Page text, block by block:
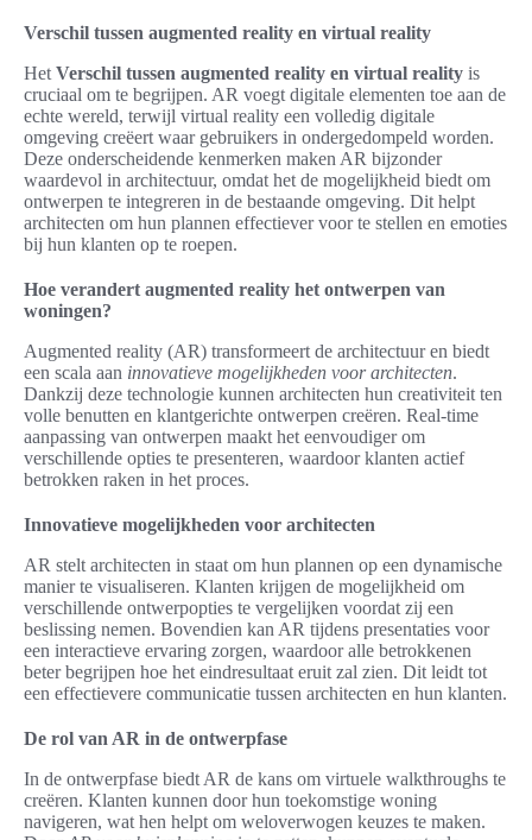
Verschil tussen augmented reality en virtual reality
Het Verschil tussen augmented reality en virtual reality is
cruciaal om te begrijpen. AR voegt digitale elementen toe aan de
echte wereld, terwijl virtual reality een volledig digitale
omgeving creëert waar gebruikers in ondergedompeld worden.
Deze onderscheidende kenmerken maken AR bijzonder
waardevol in architectuur, omdat het de mogelijkheid biedt om
ontwerpen te integreren in de bestaande omgeving. Dit helpt
architecten om hun plannen effectiever voor te stellen en emoties
bij hun klanten op te roepen.
Hoe verandert augmented reality het ontwerpen van
woningen?
Augmented reality (AR) transformeert de architectuur en biedt
een scala aan innovatieve mogelijkheden voor architecten.
Dankzij deze technologie kunnen architecten hun creativiteit ten
volle benutten en klantgerichte ontwerpen creëren. Real-time
aanpassing van ontwerpen maakt het eenvoudiger om
verschillende opties te presenteren, waardoor klanten actief
betrokken raken in het proces.
Innovatieve mogelijkheden voor architecten
AR stelt architecten in staat om hun plannen op een dynamische
manier te visualiseren. Klanten krijgen de mogelijkheid om
verschillende ontwerpopties te vergelijken voordat zij een
beslissing nemen. Bovendien kan AR tijdens presentaties voor
een interactieve ervaring zorgen, waardoor alle betrokkenen
beter begrijpen hoe het eindresultaat eruit zal zien. Dit leidt tot
een effectievere communicatie tussen architecten en hun klanten.
De rol van AR in de ontwerpfase
In de ontwerpfase biedt AR de kans om virtuele walkthroughs te
creëren. Klanten kunnen door hun toekomstige woning
navigeren, wat hen helpt om weloverwogen keuzes te maken.